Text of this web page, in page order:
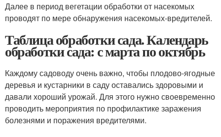
Далее в период вегетации обработки от насекомых
проводят по мере обнаружения насекомых-вредителей.
Таблица обработки сада. Календарь
обработки сада: с марта по октябрь
Каждому садоводу очень важно, чтобы плодово-ягодные
деревья и кустарники в саду оставались здоровыми и
давали хороший урожай. Для этого нужно своевременно
проводить мероприятия по профилактике заражения
болезнями и поражения вредителями.